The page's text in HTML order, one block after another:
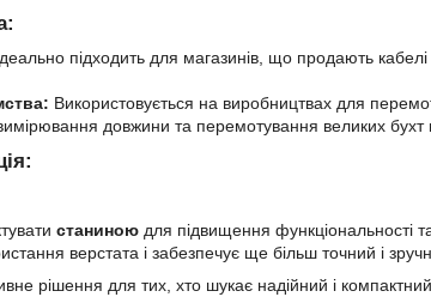
підходить для магазинів, що продають
Використовується на виробництвах для
довжини та перемотування великих бухт
станиною для підвищення функціональності
верстата і забезпечує ще більш точний і
рішення для тих, хто шукає надійний і